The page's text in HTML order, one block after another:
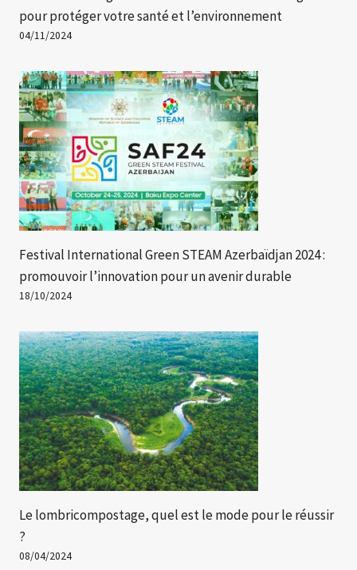
pour protéger votre santé et l’environnement
04/11/2024
Festival International Green STEAM Azerbaïdjan 2024 :
promouvoir l’innovation pour un avenir durable
18/10/2024
Le lombricompostage, quel est le mode pour le réussir
?
08/04/2024